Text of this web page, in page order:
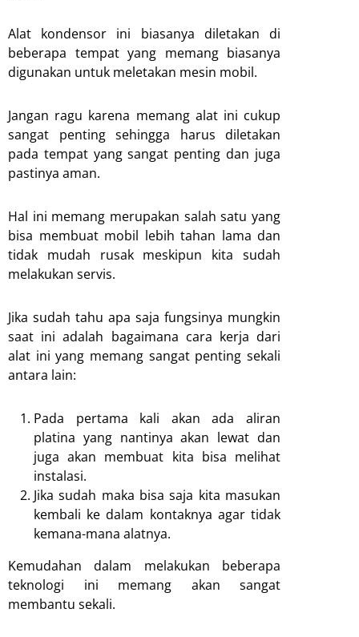
Alat kondensor ini biasanya diletakan di
beberapa tempat yang memang biasanya
digunakan untuk meletakan mesin mobil.
Jangan ragu karena memang alat ini cukup
sangat penting sehingga harus diletakan
pada tempat yang sangat penting dan juga
pastinya aman.
Hal ini memang merupakan salah satu yang
bisa membuat mobil lebih tahan lama dan
tidak mudah rusak meskipun kita sudah
melakukan servis.
Jika sudah tahu apa saja fungsinya mungkin
saat ini adalah bagaimana cara kerja dari
alat ini yang memang sangat penting sekali
antara lain:
Pada pertama kali akan ada aliran
platina yang nantinya akan lewat dan
juga akan membuat kita bisa melihat
instalasi.
Jika sudah maka bisa saja kita masukan
kembali ke dalam kontaknya agar tidak
kemana-mana alatnya.
Kemudahan dalam melakukan beberapa
teknologi ini memang akan sangat
membantu sekali.